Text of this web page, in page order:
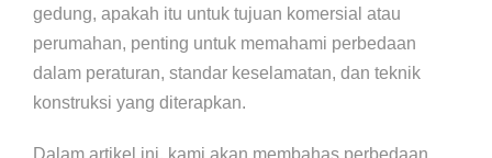
gedung, apakah itu untuk tujuan komersial atau
perumahan, penting untuk memahami perbedaan
dalam peraturan, standar keselamatan, dan teknik
konstruksi yang diterapkan.
Dalam artikel ini, kami akan membahas perbedaan